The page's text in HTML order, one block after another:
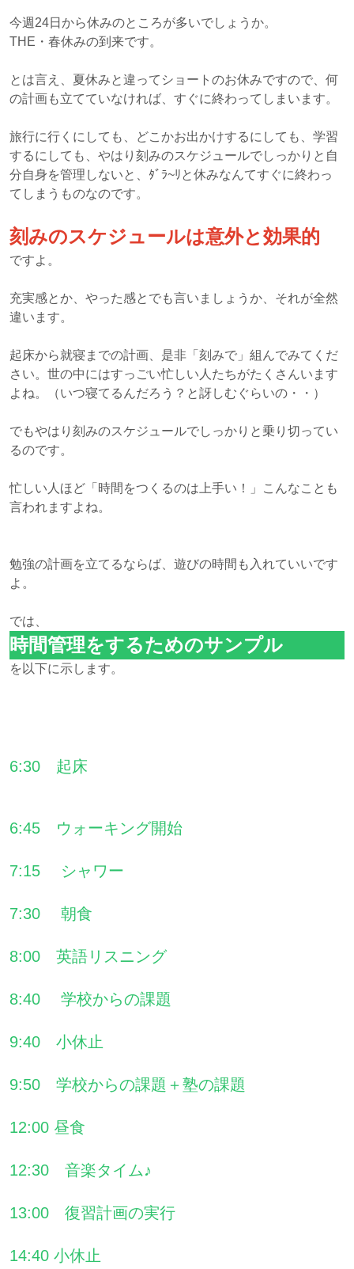
今週24日から休みのところが多いでしょうか。
THE・春休みの到来です。
とは言え、夏休みと違ってショートのお休みですので、何
の計画も立てていなければ、すぐに終わってしまいます。
旅行に行くにしても、どこかお出かけするにしても、学習
するにしても、やはり刻みのスケジュールでしっかりと自
分自身を管理しないと、ﾀﾞﾗ~ﾘと休みなんてすぐに終わっ
てしまうものなのです。
刻みのスケジュールは意外と効果的
ですよ。
充実感とか、やった感とでも言いましょうか、それが全然
違います。
起床から就寝までの計画、是非「刻みで」組んでみてくだ
さい。世の中にはすっごい忙しい人たちがたくさんいます
よね。（いつ寝てるんだろう？と訝しむぐらいの・・）
でもやはり刻みのスケジュールでしっかりと乗り切ってい
るのです。
忙しい人ほど「時間をつくるのは上手い！」こんなことも
言われますよね。
勉強の計画を立てるならば、遊びの時間も入れていいです
よ。
では、
時間管理をするためのサンプル
を以下に示します。
6:30 起床
6:45 ウォーキング開始
7:15 シャワー
7:30 朝食
8:00 英語リスニング
8:40 学校からの課題
9:40 小休止
9:50 学校からの課題＋塾の課題
12:00 昼食
12:30 音楽タイム♪
13:00 復習計画の実行
14:40 小休止